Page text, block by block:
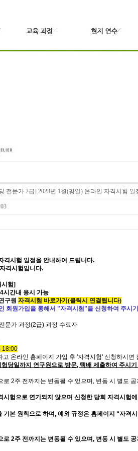
전문가 2급] 2023년 1월(평일) 온라인 자격시험 일
격시험 일정을 안내하여 드립니다.
격시험입니다.
험]
시간내 응시 가능
구원 자격시험 바로가기 (클릭시 연결됩니다)
회원가입을 통해서 "자격시험"을 신청하여 주시
문가 과정(2급) 과정 수료자
18:00
고 온라인 홈페이지 가입 후 '자격시험' 신청하시
당일까지 연구원으로 방문, 택배 제출하여 주시
로 2주 전까지는 변동될 수 있으며, 변동 시 별도
시험으로 연기되지 않으며 신청한 당회 자격시험
기본 원칙으로 하며, 예외 규정은 홈페이지 “자격
로 2주 전까지는 변동될 수 있으며, 변동 시 별도